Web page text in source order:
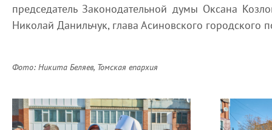
председатель Законодательной думы Оксана
Николай Данильчук, глава Асиновского городского
Фото: Никита Беляев, Томская епархия